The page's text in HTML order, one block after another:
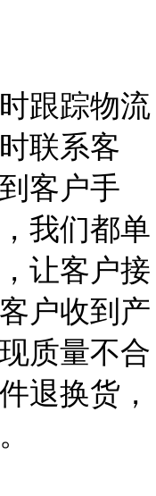
跟踪物流
联系客
客户手
我们都单
让客户接
户收到产
质量不合
退换货，